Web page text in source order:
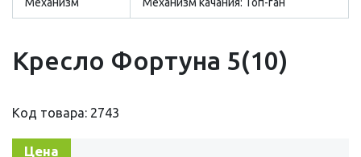
Кресло Фортуна 5(10)
Код товара: 2743
Цена